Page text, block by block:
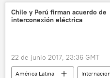
Chile y Perú firman acuerdo de
interconexión eléctrica
22 de junio 2017, 23:36 GMT
América Latina